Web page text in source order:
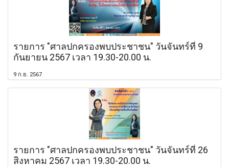
รายการ "ศาลปกครองพบประชาชน" วันจันทร์ที่ 9
กันยายน 2567 เวลา 19.30-20.00 น.
9 ก.ย. 2567
รายการ "ศาลปกครองพบประชาชน" วันจันทร์ที่ 26
สิงหาคม 2567 เวลา 19.30-20.00 น.